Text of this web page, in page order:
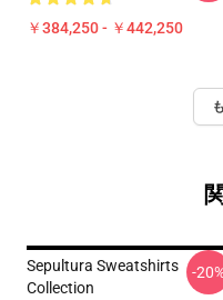
￥384,250 - ￥442,250
Sepultura Sweatshirts
Collection
-